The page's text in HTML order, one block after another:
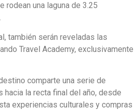
rodean una laguna de 3.25
también serán reveladas las
Travel Academy, exclusivamente
comparte una serie de
la recta final del año, desde
experiencias culturales y compras